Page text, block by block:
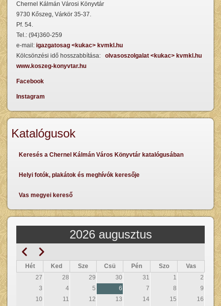
Chernel Kálmán Városi Könyvtár
9730 Kőszeg, Várkör 35-37.
Pf. 54.
Tel.: (94)360-259
e-mail: igazgatosag <kukac> kvmkl.hu
Kölcsönzési idő hosszabbítása: olvasoszolgalat <kukac> kvmkl.hu
www.koszeg-konyvtar.hu
Facebook
Instagram
Katalógusok
Keresés a Chernel Kálmán Város Könyvtár katalógusában
Helyi fotók, plakátok és meghívók keresője
Vas megyei kereső
2026 augusztus
Oldalszámozás
Előző Következő
Hét Ked Sze Csü Pén Szo
Vas
27
28 29 30 31 1
2
3
4 5 6 7 8
9
10
11 12 13 14 15
16